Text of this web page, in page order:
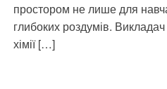
простором не лише для
глибоких роздумів. Викладач
хімії […]